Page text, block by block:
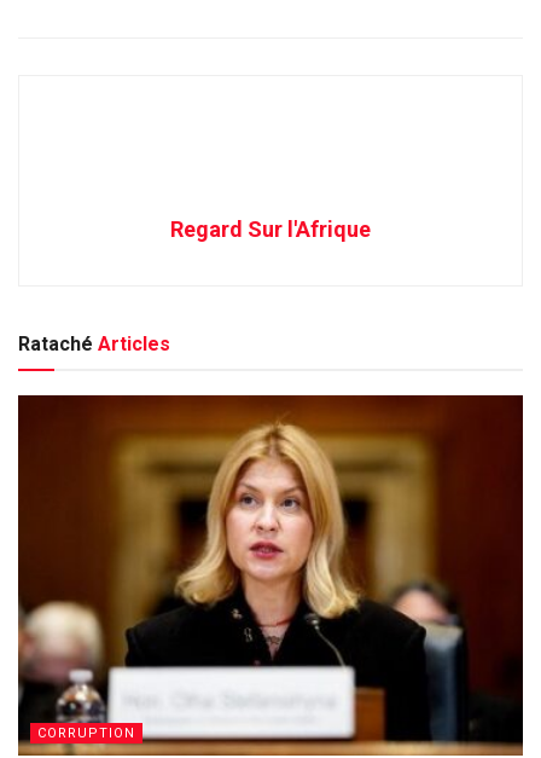
Regard Sur l'Afrique
Rataché Articles
CORRUPTION